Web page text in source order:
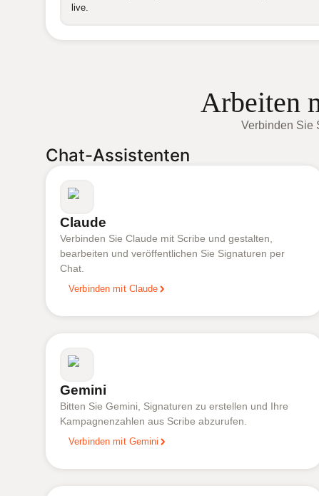
live.
Arbeiten
Verbinden Sie
Chat-Assistenten
Claude
Verbinden Sie Claude mit Scribe und gestalten,
bearbeiten und veröffentlichen Sie Signaturen per
Chat.
Verbinden mit Claude
Gemini
Bitten Sie Gemini, Signaturen zu erstellen und Ihre
Kampagnenzahlen aus Scribe abzurufen.
Verbinden mit Gemini